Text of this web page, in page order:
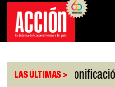
Saltar
contenido
LAS ÚLTIMAS >
julio | Bonificación en